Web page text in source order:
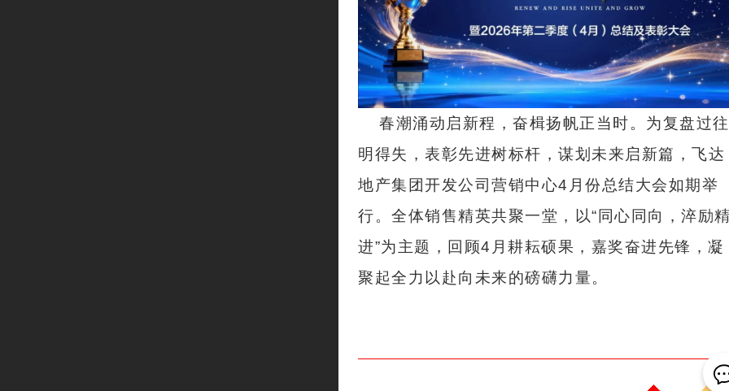
春潮涌动启新程，奋楫扬帆正当时。为复盘过往
明得失，表彰先进树标杆，谋划未来启新篇，飞达
地产集团开发公司营销中心4月份总结大会如期举
行。全体销售精英共聚一堂，以“同心同向，淬励
进”为主题，回顾4月耕耘硕果，嘉奖奋进先锋，凝
聚起全力以赴向未来的磅礴力量。